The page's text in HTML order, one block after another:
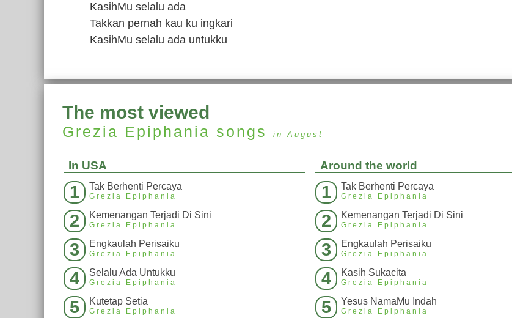
KasihMu selalu ada
Takkan pernah kau ku ingkari
KasihMu selalu ada untukku
The most viewed
Grezia Epiphania songs in August
In USA
1 Tak Berhenti Percaya
Grezia Epiphania
2 Kemenangan Terjadi Di Sini
Grezia Epiphania
3 Engkaulah Perisaiku
Grezia Epiphania
4 Selalu Ada Untukku
Grezia Epiphania
5 Kutetap Setia
Grezia Epiphania
Around the world
1 Tak Berhenti Percaya
Grezia Epiphania
2 Kemenangan Terjadi Di Sini
Grezia Epiphania
3 Engkaulah Perisaiku
Grezia Epiphania
4 Kasih Sukacita
Grezia Epiphania
5 Yesus NamaMu Indah
Grezia Epiphania